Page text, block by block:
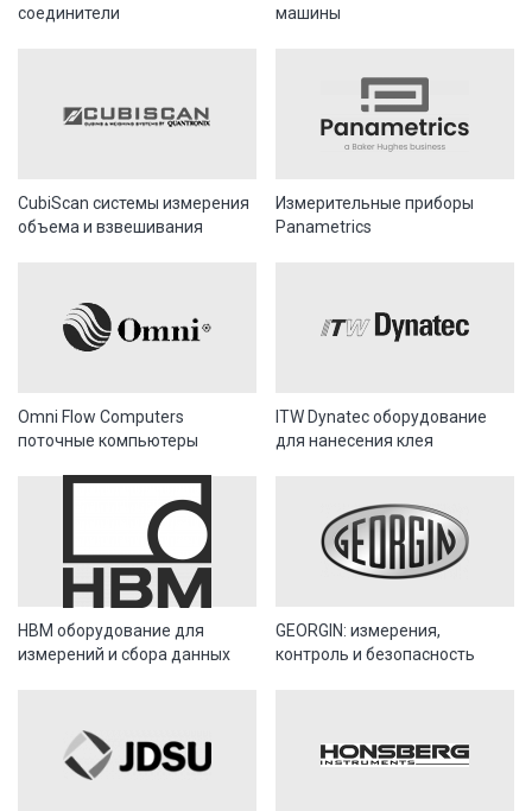
соединители
машины
CubiScan системы измерения
объема и взвешивания
Измерительные приборы
Panametrics
Omni Flow Computers
поточные компьютеры
ITW Dynatec оборудование
для нанесения клея
HBM оборудование для
измерений и сбора данных
GEORGIN: измерения,
контроль и безопасность